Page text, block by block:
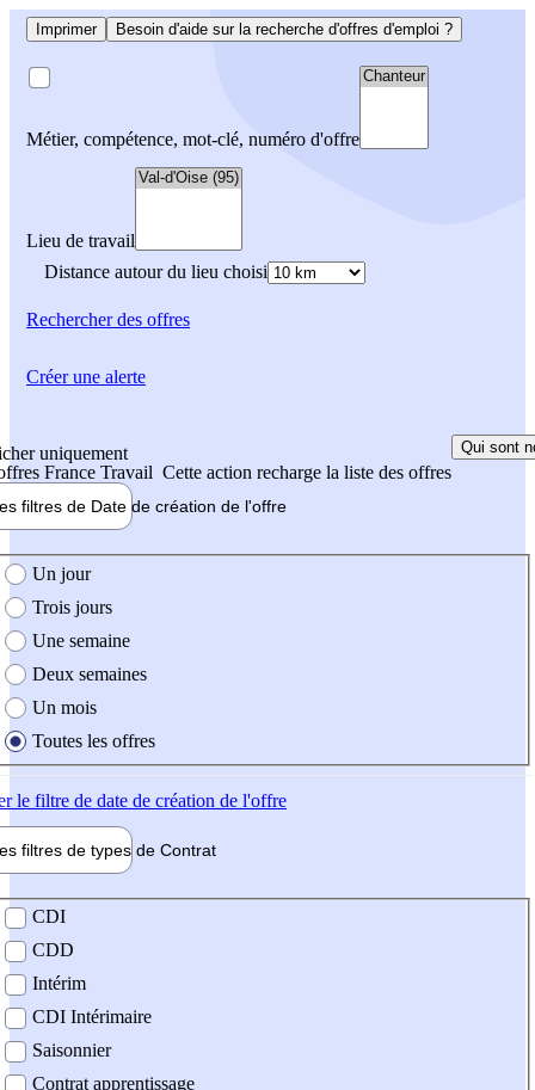
Imprimer Besoin d'aide sur la recherche d'offres d'emploi ?
Métier, compétence, mot-clé, numéro d'offre
Lieu de travail
Distance autour du lieu choisi
Rechercherdes offres
uniquement
France Travail Cette action recharge la liste des offres
Qui sont
filtres de Date de création de l'offre
création de l'offre
Un jour
Trois jours
Une semaine
Deux semaines
Un mois
Toutes les offres
le filtre de date de création de l'offre
filtres de types de Contrat
contrat
CDI
CDD
Intérim
CDI Intérimaire
Saisonnier
Contrat apprentissage
Créer une alerte